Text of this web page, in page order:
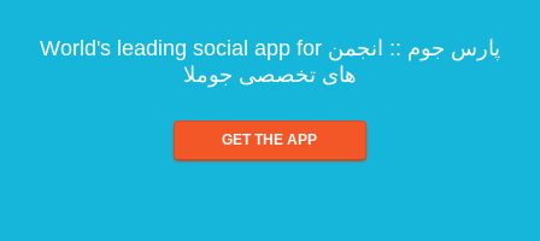
World's leading social app for پارس جوم :: انجمن
های تخصصی جوملا
GET THE APP